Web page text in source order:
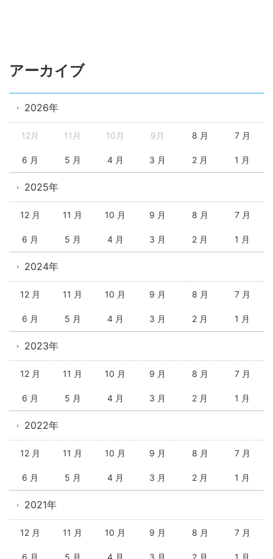
アーカイブ
2026年
12月 11月 10月 9月 8 月 7 月
6 月 5 月 4 月 3 月 2 月 1 月
2025年
12 月 11 月 10 月 9 月 8 月 7 月
6 月 5 月 4 月 3 月 2 月 1 月
2024年
12 月 11 月 10 月 9 月 8 月 7 月
6 月 5 月 4 月 3 月 2 月 1 月
2023年
12 月 11 月 10 月 9 月 8 月 7 月
6 月 5 月 4 月 3 月 2 月 1 月
2022年
12 月 11 月 10 月 9 月 8 月 7 月
6 月 5 月 4 月 3 月 2 月 1 月
2021年
12 月 11 月 10 月 9 月 8 月 7 月